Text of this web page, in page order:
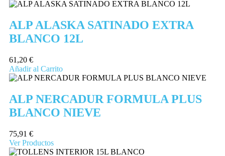
ALP ALASKA SATINADO EXTRA
BLANCO 12L
61,20 €
Añadir al Carrito
ALP NERCADUR FORMULA PLUS
BLANCO NIEVE
75,91 €
Ver Productos